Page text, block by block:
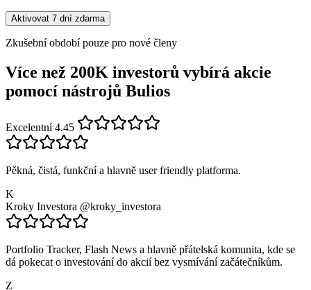
Aktivovat 7 dní zdarma
Zkušební období pouze pro nové členy
Více než 200K investorů vybírá akcie
pomocí nástrojů Bulios
Excelentní 4.45
Pěkná, čistá, funkční a hlavně user friendly platforma.
K
Kroky Investora @kroky_investora
Portfolio Tracker, Flash News a hlavně přátelská komunita, kde se
dá pokecat o investování do akcií bez vysmívání začátečníkům.
Z